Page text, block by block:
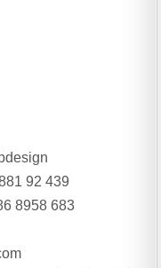
92 439
8958 683